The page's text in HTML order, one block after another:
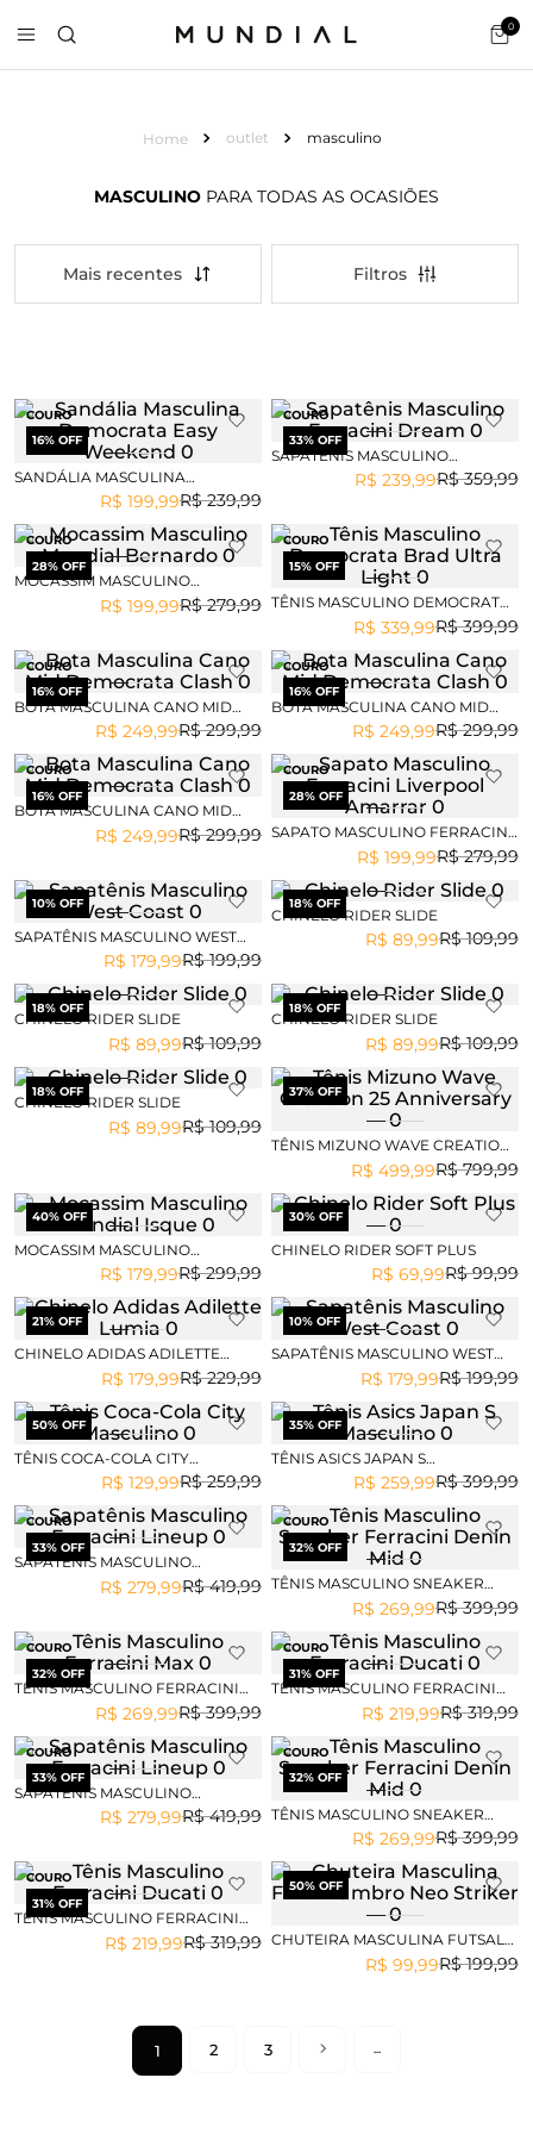
0
outlet masculino
MASCULINO PARA TODAS AS OCASIÕES
Mais recentes
COURO
16% OFF
SANDÁLIA MASCULINA
DEMOCRATA EASY WEEKEND
R$ 239,99
R$ 199,99
COURO
33% OFF
SAPATÊNIS MASCULINO
FERRACINI DREAM
R$ 359,99
R$ 239,99
COURO
28% OFF
MOCASSIM MASCULINO
MUNDIAL BERNARDO R$ 279,99
R$ 199,99
COURO
15% OFF
TÊNIS MASCULINO DEMOCRATA
BRAD ULTRA LIGHT
R$ 399,99
R$ 339,99
COURO
16% OFF
BOTA MASCULINA CANO MID
DEMOCRATA CLASH
R$ 299,99
R$ 249,99
COURO
16% OFF
BOTA MASCULINA CANO MID
DEMOCRATA CLASH
R$ 299,99
R$ 249,99
COURO
16% OFF
BOTA MASCULINA CANO MID
DEMOCRATA CLASH
R$ 299,99
R$ 249,99
COURO
28% OFF
SAPATO MASCULINO FERRACINI
LIVERPOOL AMARRAR R$ 279,99
R$ 199,99
10% OFF
SAPATÊNIS MASCULINO WEST
R$ 199,99
R$ 179,99
18% OFF
CHINELO RIDER SLIDE
R$ 109,99
R$ 89,99
18% OFF
CHINELO RIDER SLIDE
R$ 109,99
R$ 89,99
18% OFF
CHINELO RIDER SLIDE
R$ 109,99
R$ 89,99
18% OFF
CHINELO RIDER SLIDE
R$ 109,99
R$ 89,99
37% OFF
TÊNIS MIZUNO WAVE CREATION
25 ANNIVERSARY
R$ 799,99
R$ 499,99
40% OFF
MOCASSIM MASCULINO
MUNDIAL ISQUE
R$ 299,99
R$ 179,99
30% OFF
CHINELO RIDER SOFT PLUS
R$ 99,99
R$ 69,99
21% OFF
CHINELO ADIDAS ADILETTE
R$ 229,99
R$ 179,99
10% OFF
SAPATÊNIS MASCULINO WEST
R$ 199,99
R$ 179,99
50% OFF
TÊNIS COCA-COLA CITY
MASCULINO
R$ 259,99
R$ 129,99
35% OFF
TÊNIS ASICS JAPAN S
MASCULINO
R$ 399,99
R$ 259,99
COURO
33% OFF
SAPATÊNIS MASCULINO
FERRACINI LINEUP
R$ 419,99
R$ 279,99
COURO
32% OFF
TÊNIS MASCULINO SNEAKER
FERRACINI DENIN MIDR$ 399,99
R$ 269,99
COURO
32% OFF
TÊNIS MASCULINO FERRACINI
R$ 399,99
R$ 269,99
COURO
31% OFF
TÊNIS MASCULINO FERRACINI
R$ 319,99
R$ 219,99
COURO
33% OFF
SAPATÊNIS MASCULINO
FERRACINI LINEUP
R$ 419,99
R$ 279,99
COURO
32% OFF
TÊNIS MASCULINO SNEAKER
FERRACINI DENIN MIDR$ 399,99
R$ 269,99
COURO
31% OFF
TÊNIS MASCULINO FERRACINI
R$ 319,99
R$ 219,99
50% OFF
CHUTEIRA MASCULINA FUTSAL
UMBRO NEO STRIKER R$ 199,99
R$ 99,99
1 2 3